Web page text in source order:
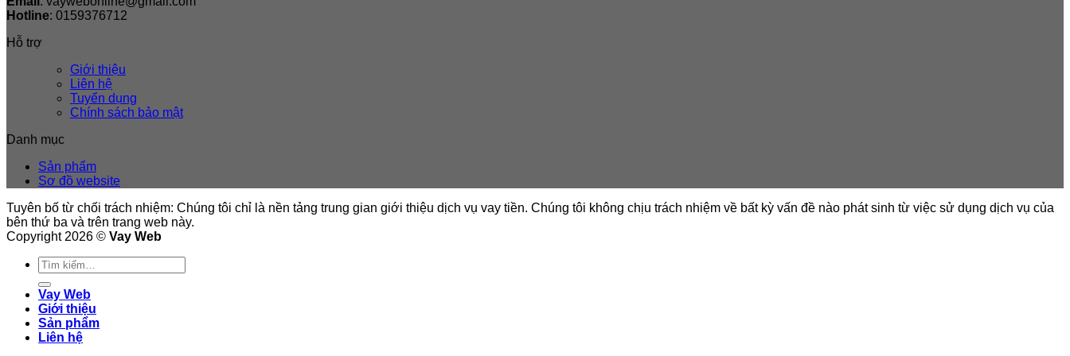
Hotline: 0159376712
Hỗ trợ
Giới thiệu
Liên hệ
Tuyển dụng
Chính sách bảo mật
Danh mục
Sản phẩm
Sơ đồ website
Tuyên bố từ chối trách nhiệm: Chúng tôi chỉ là nền tảng trung gian giới thiệu dịch vụ vay tiền. Chúng tôi không chịu trách nhiệm về bất kỳ vấn đề nào phát sinh từ việc sử dụng dịch vụ của
bên thứ ba và trên trang web này.
Copyright 2026 © Vay Web
Tìm
kiếm:
Vay Web
Giới thiệu
Sản phẩm
Liên hệ